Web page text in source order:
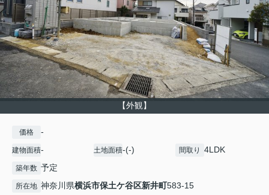
【外観】
価格 -
建物面積- 土地面積-(-) 間取り 4LDK
築年数 予定
所在地 神奈川県横浜市保土ケ谷区新井町583-15